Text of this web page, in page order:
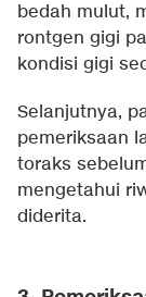
bedah mulut,
rontgen gigi
kondisi gigi
Selanjutnya,
pemeriksaan
toraks
mengetahui
diderita.